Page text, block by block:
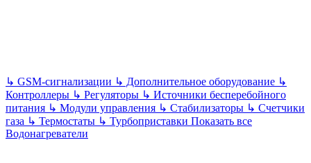
↳ GSM-сигнализации ↳ Дополнительное оборудование ↳
Контроллеры ↳ Регуляторы ↳ Источники бесперебойного
питания ↳ Модули управления ↳ Стабилизаторы ↳ Счетчики
газа ↳ Термостаты ↳ Турбоприставки Показать все
Водонагреватели